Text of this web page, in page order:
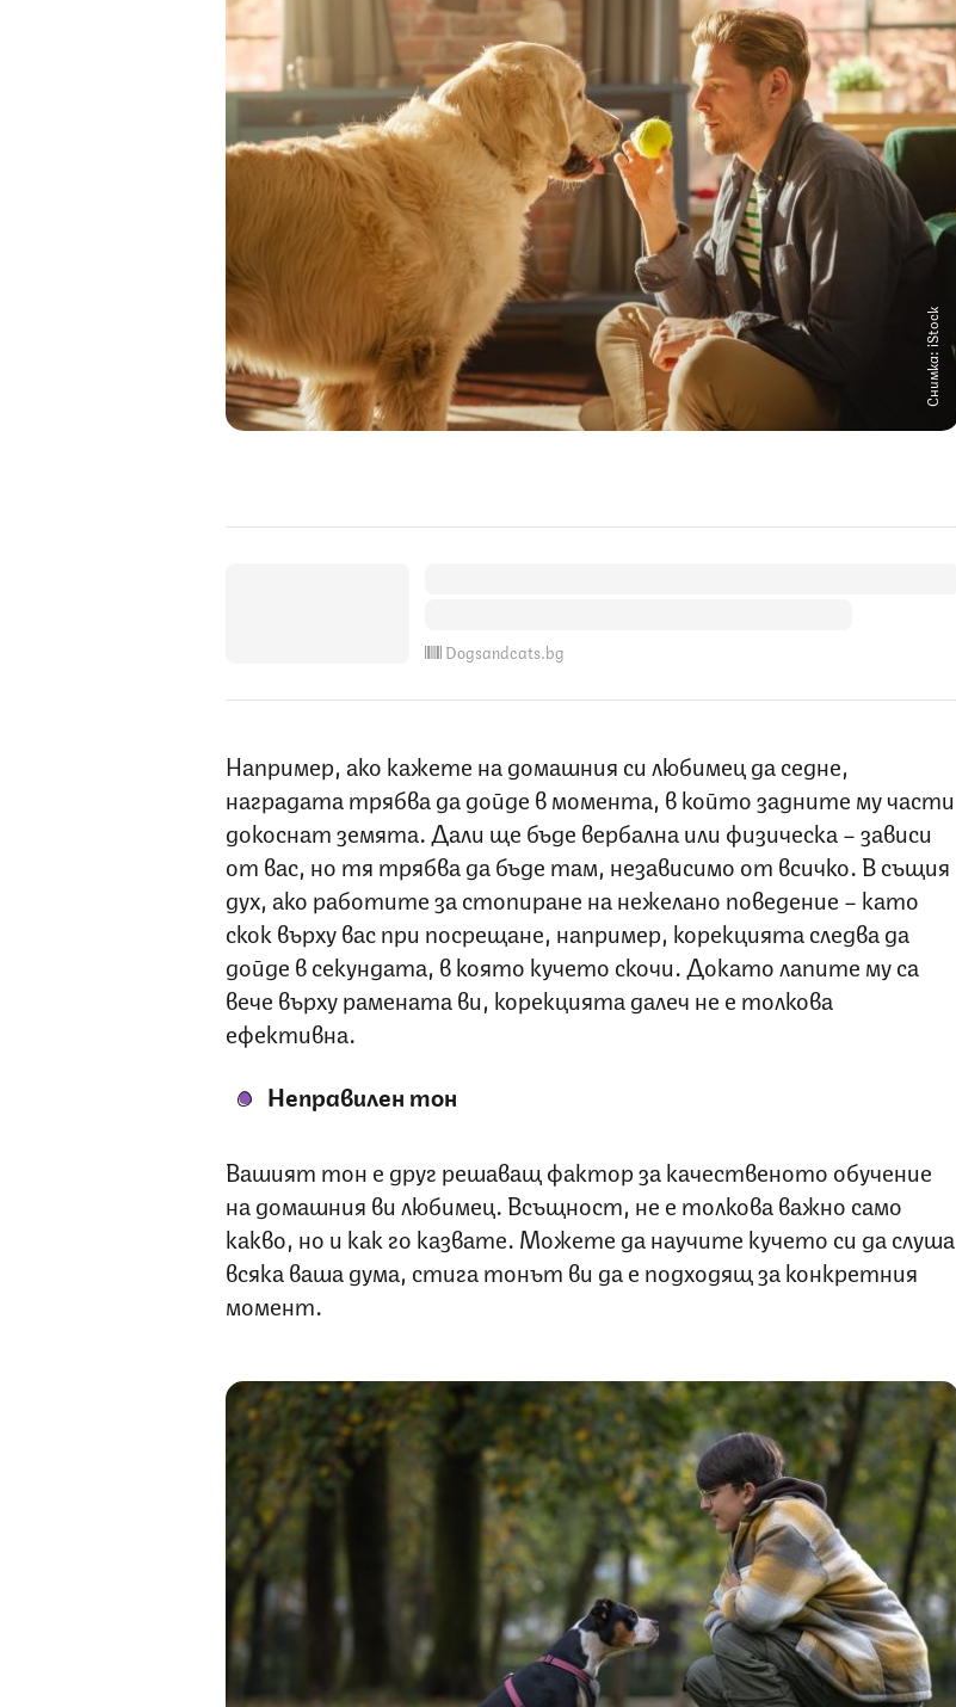
Снимка: iStock
Dogsandcats.bg
Например, ако кажете на домашния си любимец да седне,
наградата трябва да дойде в момента, в който задните му части
докоснат земята. Дали ще бъде вербална или физическа – зависи
от вас, но тя трябва да бъде там, независимо от всичко. В същия
дух, ако работите за стопиране на нежелано поведение – като
скок върху вас при посрещане, например, корекцията следва да
дойде в секундата, в която кучето скочи. Докато лапите му са
вече върху рамената ви, корекцията далеч не е толкова
ефективна.
Неправилен тон
Вашият тон е друг решаващ фактор за качественото обучение
на домашния ви любимец. Всъщност, не е толкова важно само
какво, но и как го казвате. Можете да научите кучето си да слуша
всяка ваша дума, стига тонът ви да е подходящ за конкретния
момент.